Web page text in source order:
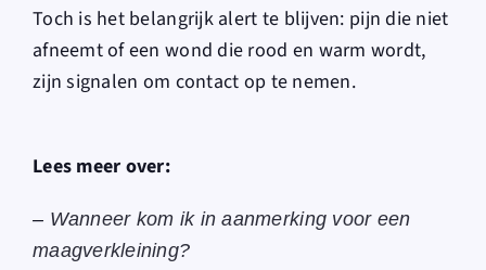
Toch is het belangrijk alert te blijven: pijn die niet
afneemt of een wond die rood en warm wordt,
zijn signalen om contact op te nemen.
Lees meer over:
– Wanneer kom ik in aanmerking voor een
maagverkleining?